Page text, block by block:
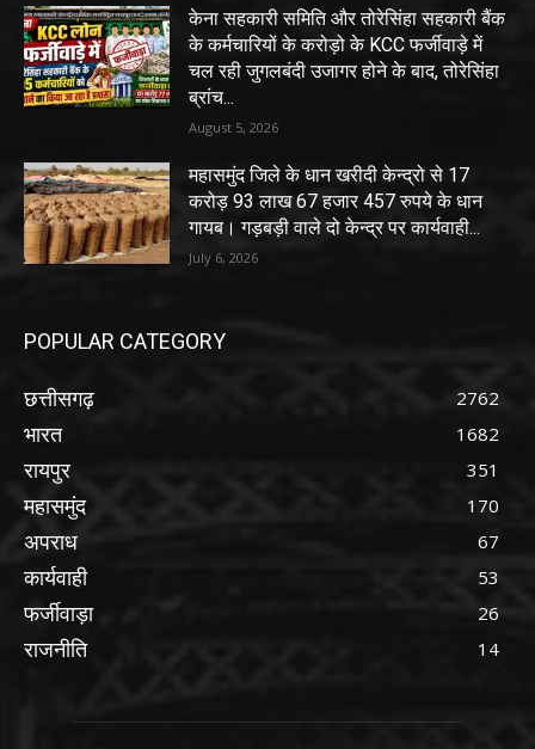
केना सहकारी समिति और तोरेसिंहा सहकारी बैंक
के कर्मचारियों के करोड़ो के KCC फर्जीवाड़े में
चल रही जुगलबंदी उजागर होने के बाद, तोरेसिंहा
ब्रांच...
August 5, 2026
महासमुंद जिले के धान खरीदी केन्द्रो से 17
करोड़ 93 लाख 67 हजार 457 रुपये के धान
गायब। गड़बड़ी वाले दो केन्द्र पर कार्यवाही...
July 6, 2026
POPULAR CATEGORY
छत्तीसगढ़ 2762
भारत 1682
रायपुर 351
महासमुंद 170
अपराध 67
कार्यवाही 53
फर्जीवाड़ा 26
राजनीति 14